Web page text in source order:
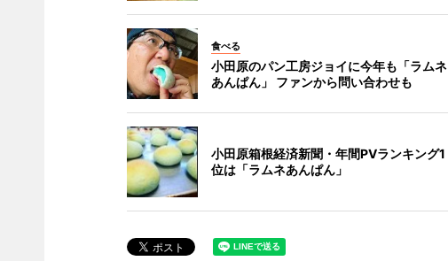
食べる
小田原のパン工房ジョイに今年も「ラムネ
あんぱん」 ファンから問い合わせも
小田原箱根経済新聞・年間PVランキング1
位は「ラムネあんぱん」